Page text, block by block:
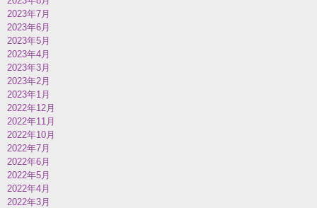
2023年7月
2023年6月
2023年5月
2023年4月
2023年3月
2023年2月
2023年1月
2022年12月
2022年11月
2022年10月
2022年7月
2022年6月
2022年5月
2022年4月
2022年3月